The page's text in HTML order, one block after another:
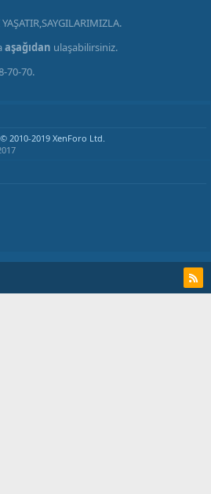
aşağıdan ulaşabilirsiniz.
70-70.
© 2010-2019 XenForo Ltd.